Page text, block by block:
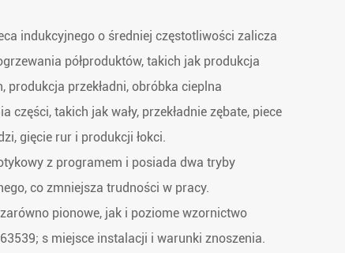
indukcyjnego o średniej częstotliwości zalicza
półproduktów, takich jak produkcja
produkcja przekładni, obróbka cieplna
części, takich jak wały, przekładnie zębate, piece
gięcie rur i produkcji łokci.
z programem i posiada dwa tryby
co zmniejsza trudności w pracy.
pionowe, jak i poziome wzornictwo
s miejsce instalacji i warunki znoszenia.